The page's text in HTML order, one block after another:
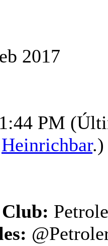
2017
PM
Heinrichbar.)